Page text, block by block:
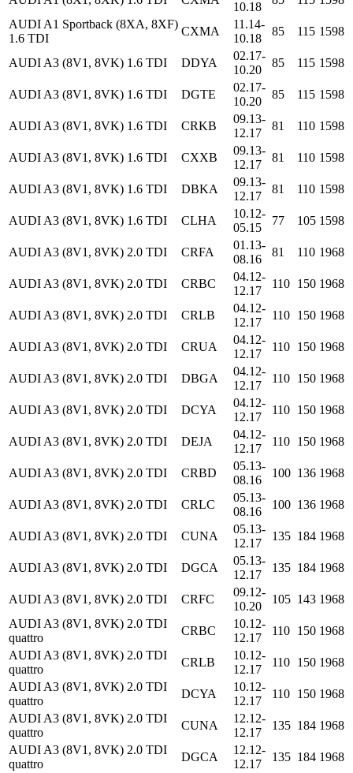
10.18
AUDI A1 Sportback (8XA, 8XF)
1.6 TDI
CXMA
11.14-
10.18
85 115 1598
AUDI A3 (8V1, 8VK) 1.6 TDI DDYA
02.17-
10.20
85 115 1598
AUDI A3 (8V1, 8VK) 1.6 TDI DGTE
02.17-
10.20
85 115 1598
AUDI A3 (8V1, 8VK) 1.6 TDI CRKB
09.13-
12.17
81 110 1598
AUDI A3 (8V1, 8VK) 1.6 TDI CXXB
09.13-
12.17
81 110 1598
AUDI A3 (8V1, 8VK) 1.6 TDI DBKA
09.13-
12.17
81 110 1598
AUDI A3 (8V1, 8VK) 1.6 TDI CLHA
10.12-
05.15
77 105 1598
AUDI A3 (8V1, 8VK) 2.0 TDI CRFA
01.13-
08.16
81 110 1968
AUDI A3 (8V1, 8VK) 2.0 TDI CRBC
04.12-
12.17
110 150 1968
AUDI A3 (8V1, 8VK) 2.0 TDI CRLB
04.12-
12.17
110 150 1968
AUDI A3 (8V1, 8VK) 2.0 TDI CRUA
04.12-
12.17
110 150 1968
AUDI A3 (8V1, 8VK) 2.0 TDI DBGA
04.12-
12.17
110 150 1968
AUDI A3 (8V1, 8VK) 2.0 TDI DCYA
04.12-
12.17
110 150 1968
AUDI A3 (8V1, 8VK) 2.0 TDI DEJA
04.12-
12.17
110 150 1968
AUDI A3 (8V1, 8VK) 2.0 TDI CRBD
05.13-
08.16
100 136 1968
AUDI A3 (8V1, 8VK) 2.0 TDI CRLC
05.13-
08.16
100 136 1968
AUDI A3 (8V1, 8VK) 2.0 TDI CUNA
05.13-
12.17
135 184 1968
AUDI A3 (8V1, 8VK) 2.0 TDI DGCA
05.13-
12.17
135 184 1968
AUDI A3 (8V1, 8VK) 2.0 TDI CRFC
09.12-
10.20
105 143 1968
AUDI A3 (8V1, 8VK) 2.0 TDI
quattro
CRBC
10.12-
12.17
110 150 1968
AUDI A3 (8V1, 8VK) 2.0 TDI
quattro
CRLB
10.12-
12.17
110 150 1968
AUDI A3 (8V1, 8VK) 2.0 TDI
quattro
DCYA
10.12-
12.17
110 150 1968
AUDI A3 (8V1, 8VK) 2.0 TDI
quattro
CUNA
12.12-
12.17
135 184 1968
AUDI A3 (8V1, 8VK) 2.0 TDI
quattro
DGCA
12.12-
12.17
135 184 1968